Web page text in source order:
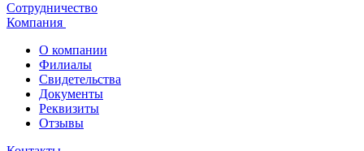
Сотрудничество
Компания
О компании
Филиалы
Свидетельства
Документы
Реквизиты
Отзывы